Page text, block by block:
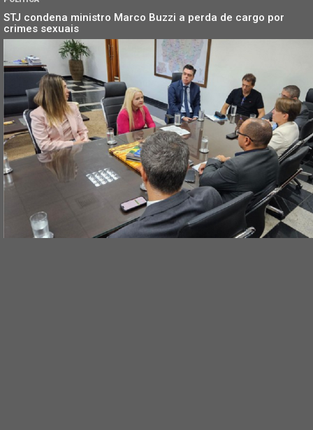
STJ condena ministro Marco Buzzi a perda de cargo por
crimes sexuais